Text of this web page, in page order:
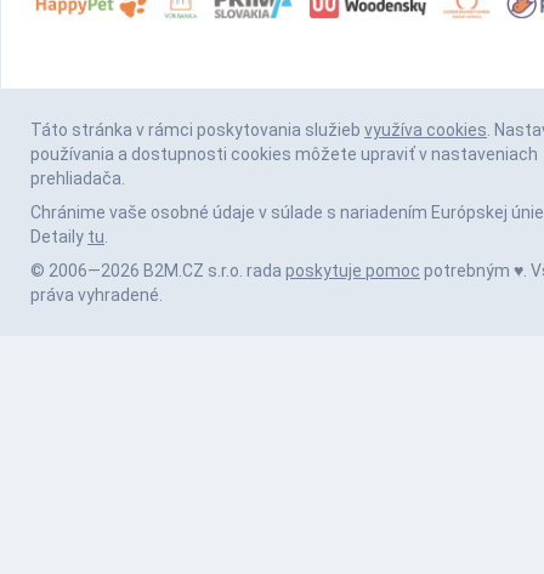
Táto stránka v rámci poskytovania služieb využíva cookies.
používania a dostupnosti cookies môžete upraviť v nastaveniach
prehliadača.
Chránime vaše osobné údaje v súlade s nariadením Európskej únie
Detaily tu.
© 2006—2026 B2M.CZ s.r.o. rada poskytuje pomoc potrebným ♥️.
práva vyhradené.